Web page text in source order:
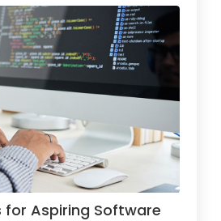
for Aspiring Software